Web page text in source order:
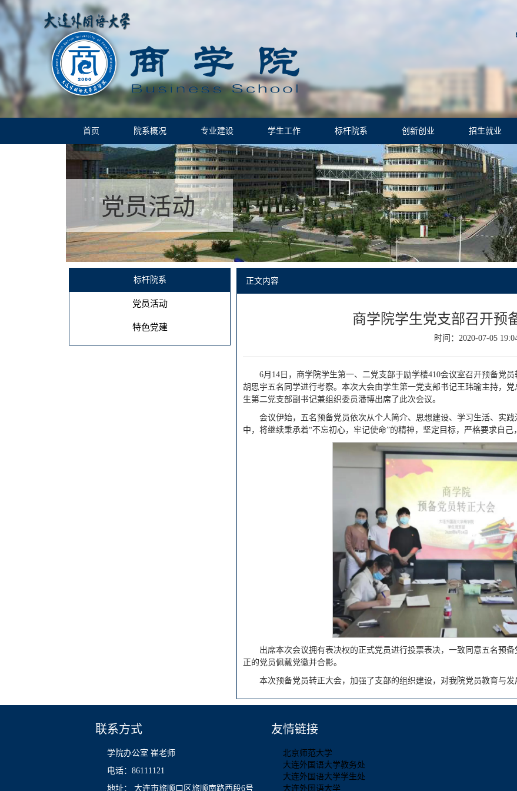
首页 院系概况 专业建设 学生工作 标杆院系 创新创业 招生就业
党员活动
标杆院系
党员活动
特色党建
正文内容
商学院学生党支部召开预
时间：2020-07-05
6月14日，商学院学生第一、二党支部于励学楼410会议室召开预备党
胡思宇五名同学进行考察。本次大会由学生第一党支部书记王玮瑜主持，
生第二党支部副书记兼组织委员潘博出席了此次会议。
会议伊始，五名预备党员依次从个人简介、思想建设、学习生活、实
中，将继续秉承着“不忘初心，牢记使命”的精神，坚定目标，严格要求自
出席本次会议拥有表决权的正式党员进行投票表决，一致同意五名预
正的党员佩戴党徽并合影。
本次预备党员转正大会，加强了支部的组织建设，对我院党员教育与发
联系方式
学院办公室 崔老师
电话：86111121
地址： 大连市旅顺口区旅顺南路西段6号
友情链接
北京师范大学
大连外国语大学教务处
大连外国语大学学生处
大连外国语大学